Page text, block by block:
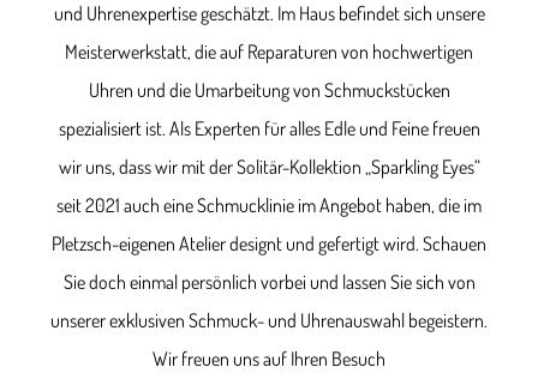
und Uhrenexpertise geschätzt. Im Haus befindet sich unsere
Meisterwerkstatt, die auf Reparaturen von hochwertigen
Uhren und die Umarbeitung von Schmuckstücken
spezialisiert ist. Als Experten für alles Edle und Feine freuen
wir uns, dass wir mit der Solitär-Kollektion „Sparkling Eyes“
seit 2021 auch eine Schmucklinie im Angebot haben, die im
Pletzsch-eigenen Atelier designt und gefertigt wird. Schauen
Sie doch einmal persönlich vorbei und lassen Sie sich von
unserer exklusiven Schmuck- und Uhrenauswahl begeistern.
Wir freuen uns auf Ihren Besuch